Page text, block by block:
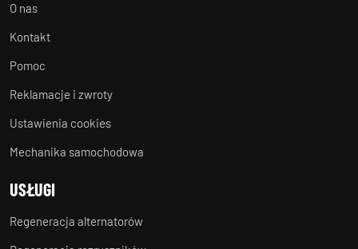
O nas
Kontakt
Pomoc
Reklamacje i zwroty
Ustawienia cookies
Mechanika samochodowa
USŁUGI
Regeneracja alternatorów